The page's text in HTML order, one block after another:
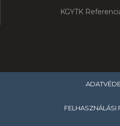
KGYTK
FELHASZNÁLÁSI